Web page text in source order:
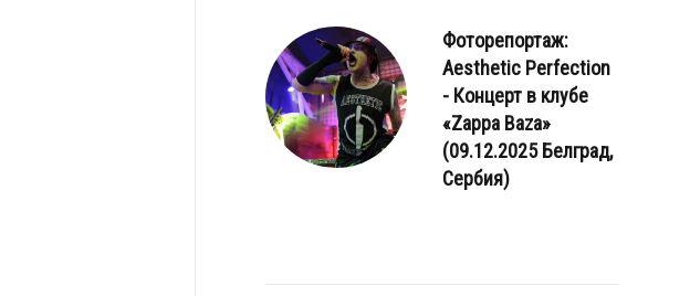
Фоторепортаж:
Aesthetic Perfection
- Концерт в клубе
«Zappa Baza»
(09.12.2025 Белград,
Сербия)